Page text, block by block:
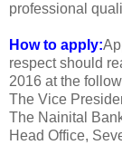
professional
How to apply:
respect should
2016 at the
The Vice
The Nainital
Head Office,